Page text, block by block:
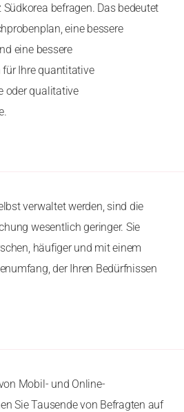
befragen. Das bedeutet
eine bessere
eine bessere
Ihre quantitative
oder qualitative
verwaltet werden, sind die
wesentlich geringer. Sie
häufiger und mit einem
der Ihren Bedürfnissen
Mobil- und Online-
Sie Tausende von Befragten auf